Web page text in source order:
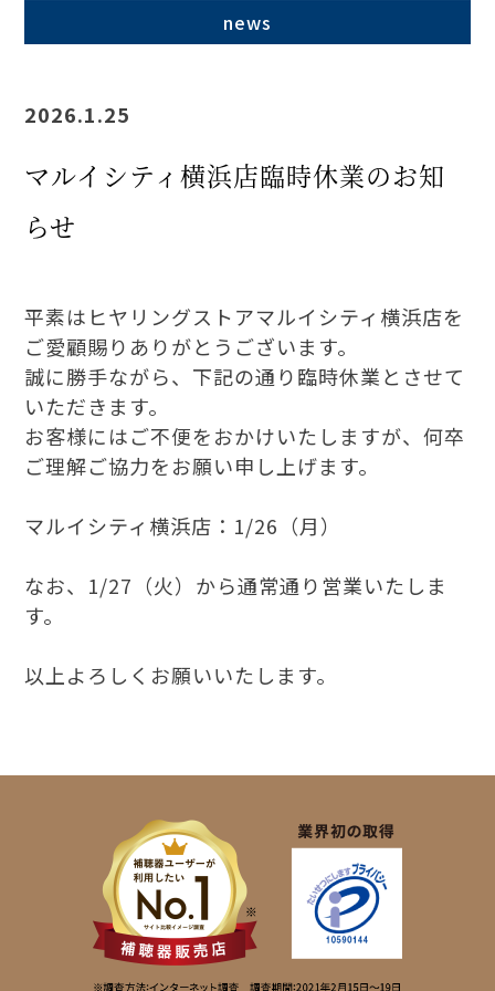
news
2026.1.25
マルイシティ横浜店臨時休業のお知
らせ
平素はヒヤリングストアマルイシティ横浜店を
ご愛顧賜りありがとうございます。
誠に勝手ながら、下記の通り臨時休業とさせて
いただきます。
お客様にはご不便をおかけいたしますが、何卒
ご理解ご協力をお願い申し上げます。
マルイシティ横浜店：1/26（月）
なお、1/27（火）から通常通り営業いたしま
す。
以上よろしくお願いいたします。